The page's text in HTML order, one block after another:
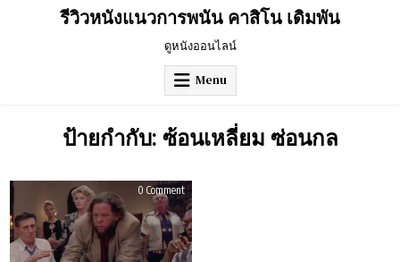
รีวิวหนังแนวการพนัน คาสิโน เดิมพัน
ดูหนังออนไลน์
Menu
ป้ายกำกับ: ซ้อนเหลี่ยม ซ่อนกล
0 Commenton
รีวิว
Shade
(2003)